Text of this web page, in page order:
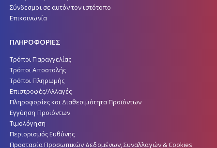
Πνευματική ιδιοκτησία
Σύνδεσμοι σε αυτόν τον ιστότοπο
Τρόποι Παραγγελίας
Τρόποι Αποστολής
Τρόποι Πληρωμής
Επιστροφές/Αλλαγές
Πληροφορίες και Διαθεσιμότητα Προϊόντων
Εγγύηση Προϊόντων
Τιμολόγηση
Περιορισμός Ευθύνης